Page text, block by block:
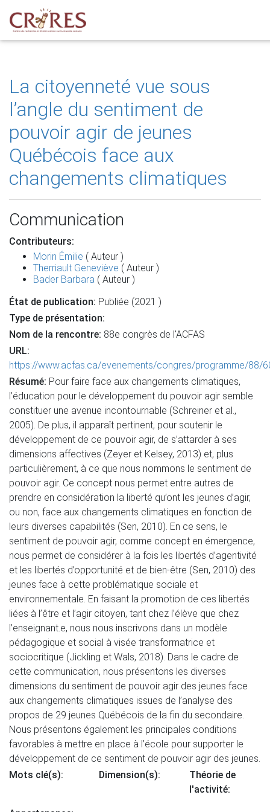
La citoyenneté vue sous
l’angle du sentiment de
pouvoir agir de jeunes
Québécois face aux
changements climatiques
Communication
Contributeurs:
Morin Émilie ( Auteur )
Therriault Geneviève ( Auteur )
Bader Barbara ( Auteur )
État de publication: Publiée (2021 )
Type de présentation:
Nom de la rencontre: 88e congrès de l'ACFAS
URL:
https://www.acfas.ca/evenements/congres/programme/88/
Résumé: Pour faire face aux changements climatiques,
l’éducation pour le développement du pouvoir agir semble
constituer une avenue incontournable (Schreiner et al.,
2005). De plus, il apparaît pertinent, pour soutenir le
développement de ce pouvoir agir, de s’attarder à ses
dimensions affectives (Zeyer et Kelsey, 2013) et, plus
particulièrement, à ce que nous nommons le sentiment de
pouvoir agir. Ce concept nous permet entre autres de
prendre en considération la liberté qu’ont les jeunes d’agir,
ou non, face aux changements climatiques en fonction de
leurs diverses capabilités (Sen, 2010). En ce sens, le
sentiment de pouvoir agir, comme concept en émergence,
nous permet de considérer à la fois les libertés d’agentivité
et les libertés d’opportunité et de bien-être (Sen, 2010) des
jeunes face à cette problématique sociale et
environnementale. En faisant la promotion de ces libertés
liées à l’être et l’agir citoyen, tant chez l’élève que chez
l’enseignant.e, nous nous inscrivons dans un modèle
pédagogique et social à visée transformatrice et
sociocritique (Jickling et Wals, 2018). Dans le cadre de
cette communication, nous présentons les diverses
dimensions du sentiment de pouvoir agir des jeunes face
aux changements climatiques issues de l’analyse des
propos de 29 jeunes Québécois de la fin du secondaire.
Nous présentons également les principales conditions
favorables à mettre en place à l’école pour supporter le
développement de ce sentiment de pouvoir agir des jeunes.
Mots clé(s):
Dimension(s):
Théorie de
l'activité: